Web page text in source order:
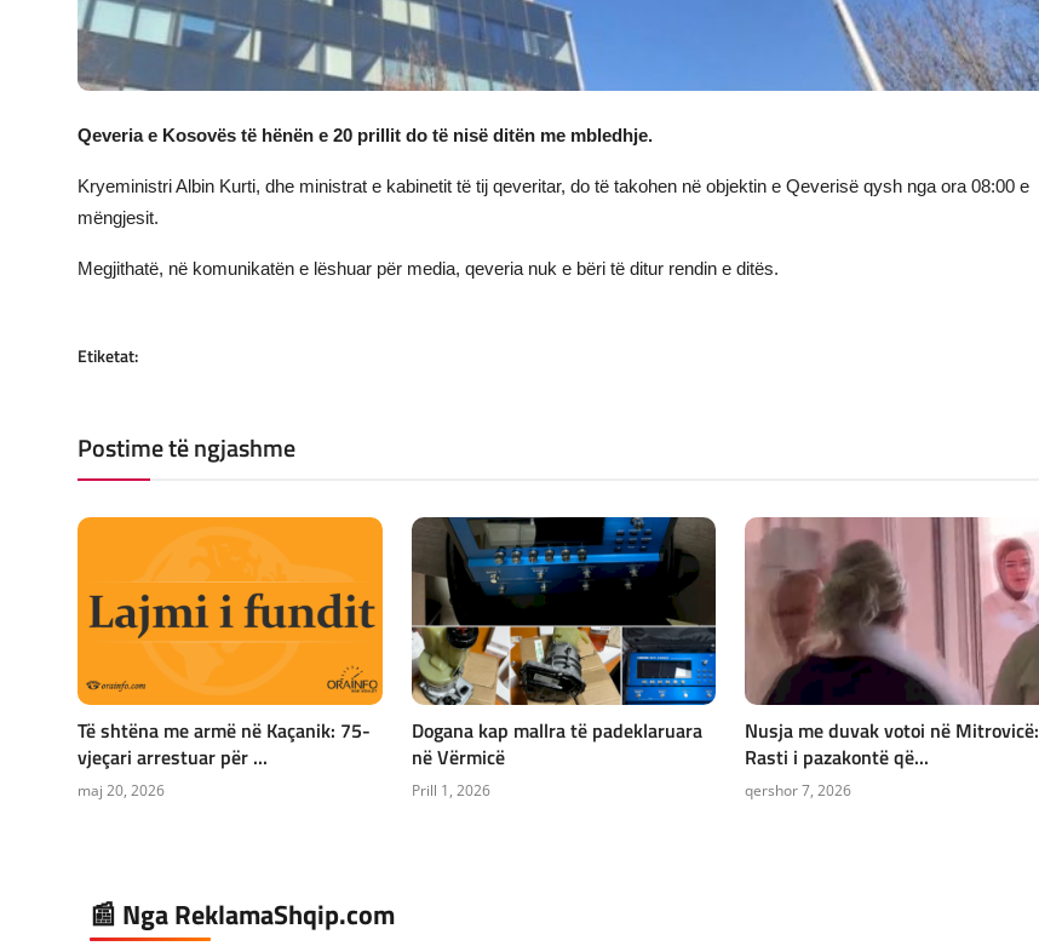
Qeveria e Kosovës të hënën e 20 prillit do të nisë ditën me mbledhje.
Kryeministri Albin Kurti, dhe ministrat e kabinetit të tij qeveritar, do të takohen në objektin e Qeverisë qysh nga ora 08:00 e
mëngjesit.
Megjithatë, në komunikatën e lëshuar për media, qeveria nuk e bëri të ditur rendin e ditës.
Etiketat:
Postime të ngjashme
Të shtëna me armë në Kaçanik: 75-
vjeçari arrestuar për ...
maj 20, 2026
Dogana kap mallra të padeklaruara
në Vërmicë
Prill 1, 2026
Nusja me duvak votoi në Mitrovicë:
Rasti i pazakontë që...
qershor 7, 2026
📰 Nga ReklamaShqip.com